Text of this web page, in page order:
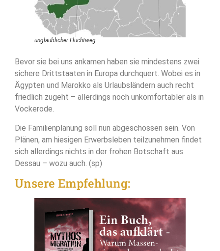
unglaublicher Fluchtweg
Bevor sie bei uns ankamen haben sie mindestens zwei
sichere Drittstaaten in Europa durchquert. Wobei es in
Ägypten und Marokko als Urlaubsländern auch recht
friedlich zugeht – allerdings noch unkomfortabler als in
Vockerode.
Die Familienplanung soll nun abgeschossen sein. Von
Plänen, am hiesigen Erwerbsleben teilzunehmen findet
sich allerdings nichts in der frohen Botschaft aus
Dessau – wozu auch. (sp)
Unsere Empfehlung: